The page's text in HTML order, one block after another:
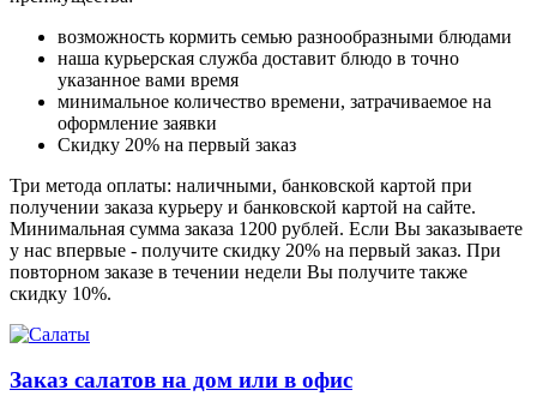
возможность кормить семью разнообразными блюдами
наша курьерская служба доставит блюдо в точно
указанное вами время
минимальное количество времени, затрачиваемое на
оформление заявки
Скидку 20% на первый заказ
Три метода оплаты: наличными, банковской картой при
получении заказа курьеру и банковской картой на сайте.
Минимальная сумма заказа 1200 рублей. Если Вы заказываете
у нас впервые - получите скидку 20% на первый заказ. При
повторном заказе в течении недели Вы получите также
скидку 10%.
Заказ салатов на дом или в офис